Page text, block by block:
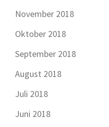
November 2018
Oktober 2018
September 2018
August 2018
Juli 2018
Juni 2018